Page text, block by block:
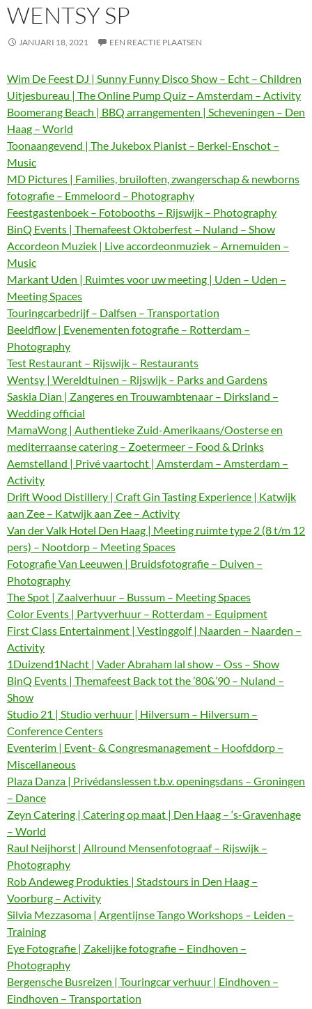
WENTSY SP
JANUARI 18, 2021 EEN REACTIE PLAATSEN
Wim De Feest DJ | Sunny Funny Disco Show – Echt – Children
Uitjesbureau | The Online Pump Quiz – Amsterdam – Activity
Boomerang Beach | BBQ arrangementen | Scheveningen – Den
Haag – World
Toonaangevend | The Jukebox Pianist – Berkel-Enschot –
Music
MD Pictures | Families, bruiloften, zwangerschap & newborns
fotografie – Emmeloord – Photography
Feestgastenboek – Fotobooths – Rijswijk – Photography
BinQ Events | Themafeest Oktoberfest – Nuland – Show
Accordeon Muziek | Live accordeonmuziek – Arnemuiden –
Music
Markant Uden | Ruimtes voor uw meeting | Uden – Uden –
Meeting Spaces
Touringcarbedrijf – Dalfsen – Transportation
Beeldflow | Evenementen fotografie – Rotterdam –
Photography
Test Restaurant – Rijswijk – Restaurants
Wentsy | Wereldtuinen – Rijswijk – Parks and Gardens
Saskia Dian | Zangeres en Trouwambtenaar – Dirksland –
Wedding official
MamaWong | Authentieke Zuid-Amerikaans/Oosterse en
mediterraanse catering – Zoetermeer – Food & Drinks
Aemstelland | Privé vaartocht | Amsterdam – Amsterdam –
Activity
Drift Wood Distillery | Craft Gin Tasting Experience | Katwijk
aan Zee – Katwijk aan Zee – Activity
Van der Valk Hotel Den Haag | Meeting ruimte type 2 (8 t/m 12
pers) – Nootdorp – Meeting Spaces
Fotografie Van Leeuwen | Bruidsfotografie – Duiven –
Photography
The Spot | Zaalverhuur – Bussum – Meeting Spaces
Color Events | Partyverhuur – Rotterdam – Equipment
First Class Entertainment | Vestinggolf | Naarden – Naarden –
Activity
1Duizend1Nacht | Vader Abraham lal show – Oss – Show
BinQ Events | Themafeest Back tot the ’80&’90 – Nuland –
Show
Studio 21 | Studio verhuur | Hilversum – Hilversum –
Conference Centers
Eventerim | Event- & Congresmanagement – Hoofddorp –
Miscellaneous
Plaza Danza | Privédanslessen t.b.v. openingsdans – Groningen
– Dance
Zeyn Catering | Catering op maat | Den Haag – ‘s-Gravenhage
– World
Raul Neijhorst | Allround Mensenfotograaf – Rijswijk –
Photography
Rob Andeweg Produkties | Stadstours in Den Haag –
Voorburg – Activity
Silvia Mezzasoma | Argentijnse Tango Workshops – Leiden –
Training
Eye Fotografie | Zakelijke fotografie – Eindhoven –
Photography
Bergensche Busreizen | Touringcar verhuur | Eindhoven –
Eindhoven – Transportation